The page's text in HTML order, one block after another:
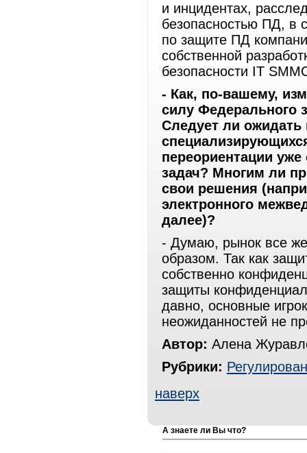
и инцидентах,
безопасностью ПД, в
по защите ПД
собственной
безопасности IT
- Как, по-вашему,
силу Федерального
Следует ли
переориентации
задач? Многим ли
свои решения
электронного
далее)?
- Думаю, рынок все
образом. Так как
собственно
защиты
давно, основные
неожиданностей не
Автор: Алена
Рубрики:
наверх
А знаете ли Вы что?